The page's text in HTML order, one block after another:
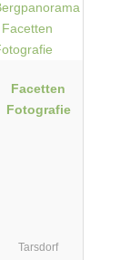
Facetten
Fotografie
Tarsdorf